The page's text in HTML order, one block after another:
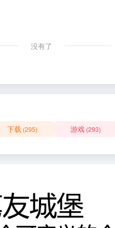
没有了
下载 (295) 游戏(293)